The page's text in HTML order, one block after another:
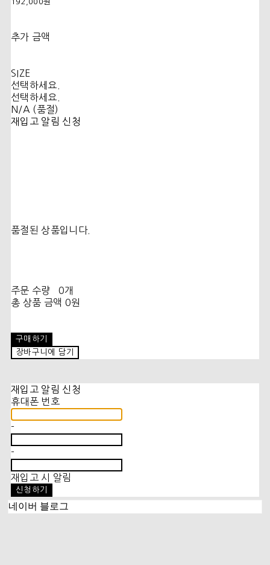
192,000원
추가 금액
SIZE
선택하세요.
선택하세요.
N/A (품절)
재입고 알림 신청
품절된 상품입니다.
주문 수량
0개
총 상품 금액 0원
구매하기
장바구니에 담기
재입고 알림 신청
휴대폰 번호
-
-
재입고 시 알림
신청하기
네이버 블로그